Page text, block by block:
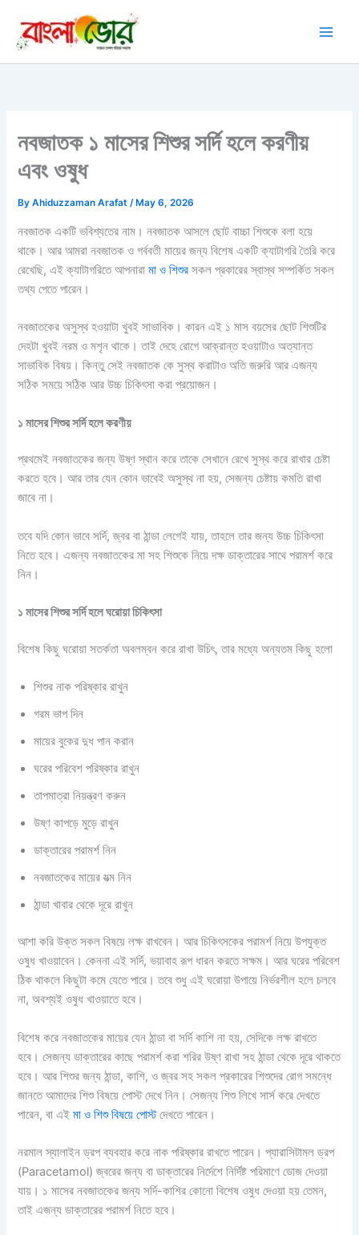
content
নবজাতক ১ মাসের শিশুর সর্দি হলে করণীয়
এবং ওষুধ
ByAhiduzzaman Arafat/ May 6, 2026
নবজাতক একটি ভবিশ্যতের নাম। নবজাতক আসলে ছোট বাচ্চা শিশুকে বলা হয়ে
থাকে। আর আমরা নবজাতক ও গর্ববতী মায়ের জন্য বিশেষ একটি ক্যাটাগরি তৈরি করে
রেখেছি, এই ক্যাটাগরিতে আপনারামা ও শিশুর সকল প্রকারের স্বাস্থ সম্পর্কিত সকল
তথ্য পেতে পারেন।
নবজাতকের অসুস্থ হওয়াটা খুবই সাভাবিক। কারন এই ১ মাস বয়সের ছোট শিশুটির
দেহটা খুবই নরম ও মশৃন থাকে। তাই দেহে রোগে আক্রান্ত হওয়াটাও অত্যান্ত
সাভাবিক বিষয়। কিন্তু সেই নবজাতক কে সুস্থ করাটাও অতি জরুরি আর এজন্য
সঠিক সময়ে সঠিক আর উচ্চ চিকিৎসা করা প্রয়োজন।
১ মাসের শিশুর সর্দি হলে করণীয়
প্রথমেই নবজাতকের জন্য উষ্ণ স্থান করে তাকে সেখানে রেখে সুস্থ করে রাখার চেষ্টা
করতে হবে। আর তার যেন কোন ভাবেই অসুস্থ না হয়, সেজন্য চেষ্টায় কমতি রাখা
জাবে না।
তবে যদি কোন ভাবে সর্দি, জ্বর বা ঠান্ডা লেগেই যায়, তাহলে তার জন্য উচ্চ চিকিৎসা
নিতে হবে। এজন্য নবজাতকের মা সহ শিশুকে নিয়ে দক্ষ ডাক্তারের সাথে পরামর্শ করে
নিন।
১ মাসের শিশুর সর্দি হলে ঘরোয়া চিকিৎসা
বিশেষ কিছু ঘরোয়া সতর্কতা অবলম্বন করে রাখা উচিৎ, তার মধ্যে অন্যতম কিছু হলো
শিশুর নাক পরিষ্কার রাখুন
গরম ভাপ দিন
মায়ের বুকের দুধ পান করান
ঘরের পরিবেশ পরিষ্কার রাখুন
তাপমাত্রা নিয়ন্ত্রণ করুন
উষ্ণ কাপড়ে মুড়ে রাখুন
ডাক্তারের পরামর্শ নিন
নবজাতকের মায়ের যত্ম নিন
ঠান্ডা খাবার থেকে দূরে রাখুন
আশা করি উক্ত সকল বিষয়ে লক্ষ রাখবেন। আর চিকিৎসকের পরামর্শ নিয়ে উপযুক্ত
ওষুধ খাওয়াবেন। কেননা এই সর্দি, ভয়াবাহ রূপ ধারন করতে সক্ষম। আর ঘরের পরিবেশ
ঠিক থাকলে কিছুটা কমে যেতে পারে। তবে শুধু এই ঘরোয়া উপায়ে নির্ভরশীল হলে চলবে
না, অবশ্যই ওষুধ খাওয়াতে হবে।
বিশেষ করে নবজাতকের মায়ের যেন ঠান্ডা বা সর্দি কাশি না হয়, সেদিকে লক্ষ রাখতে
হবে। সেজন্য ডাক্তারের কাছে পরামর্শ করা শরির উষ্ণ রাখা সহ ঠান্ডা থেকে দূরে থাকতে
হবে। আর শিশুর জন্য ঠান্ডা, কাশি, ও জ্বর সহ সকল প্রকারের শিশুদের রোগ সমন্ধে
জানতে আমাদের শিশু বিষয়ে পোস্ট দেখে নিন। সেজন্য শিশু লিখে সার্স করে দেখতে
পারেন, বা এইমা ও শিশু বিষয়ে পোস্টদেখতে পারেন।
নরমাল স্যালাইন ড্রপ ব্যবহার করে নাক পরিষ্কার রাখতে পারেন। প্যারাসিটামল ড্রপ
(Paracetamol) জ্বরের জন্য বা ডাক্তারের নির্দেশে নির্দিষ্ট পরিমাণে ডোজ দেওয়া
যায়। ১ মাসের নবজাতকের জন্য সর্দি-কাশির কোনো বিশেষ ওষুধ দেওয়া হয় তেমন,
তাই এজন্য ডাক্তারের পরামর্শ নিতে হবে।